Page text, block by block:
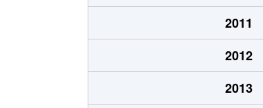
2011
2012
2013